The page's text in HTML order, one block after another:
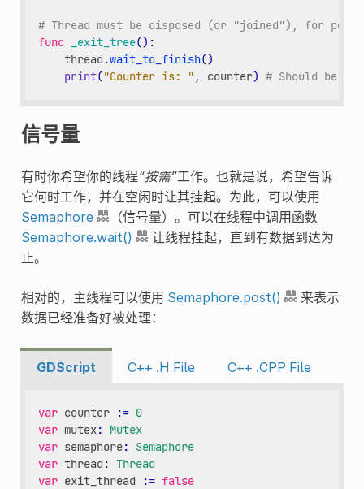
# Thread must be disposed (or "joined"), for
func
_exit_tree():
thread .wait_to_finish()
print("Counter is: " , counter) # Should be 2.
信号量
有时你希望你的线程“按需”工作。也就是说，希望告诉
它何时工作，并在空闲时让其挂起。为此，可以使用
Semaphore
（信号量）。可以在线程中调用函数
Semaphore.wait()
让线程挂起，直到有数据到达为
止。
相对的，主线程可以使用 Semaphore.post()
来表示
数据已经准备好被处理：
GDScript C++ .H File C++ .CPP File
var counter := 0
var mutex:
Mutex
var semaphore:
Semaphore
var thread : Thread
var exit_thread := false